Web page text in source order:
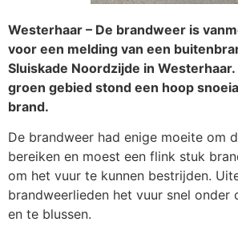
Westerhaar – De brandweer is
voor een melding van een
Sluiskade Noordzijde in
groen gebied stond een hoop
brand.
De brandweer had enige moeite om
bereiken en moest een flink stuk
om het vuur te kunnen bestrijden.
brandweerlieden het vuur snel onder
en te blussen.